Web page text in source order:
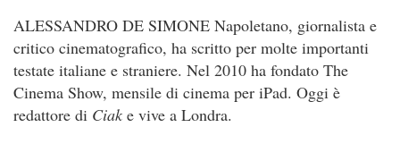
ALESSANDRO DE SIMONE Napoletano, giornalista e
critico cinematografico, ha scritto per molte importanti
testate italiane e straniere. Nel 2010 ha fondato The
Cinema Show, mensile di cinema per iPad. Oggi è
redattore di Ciak e vive a Londra.